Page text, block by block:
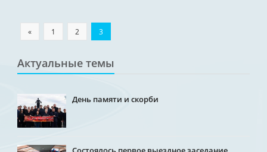
« 1 2 3
Актуальные темы
День памяти и скорби